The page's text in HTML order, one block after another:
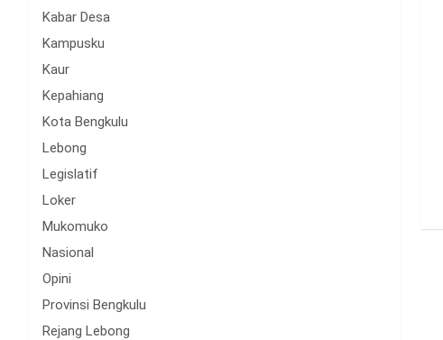
Kabar Desa
Kampusku
Kaur
Kepahiang
Kota Bengkulu
Lebong
Legislatif
Loker
Mukomuko
Nasional
Opini
Provinsi Bengkulu
Rejang Lebong